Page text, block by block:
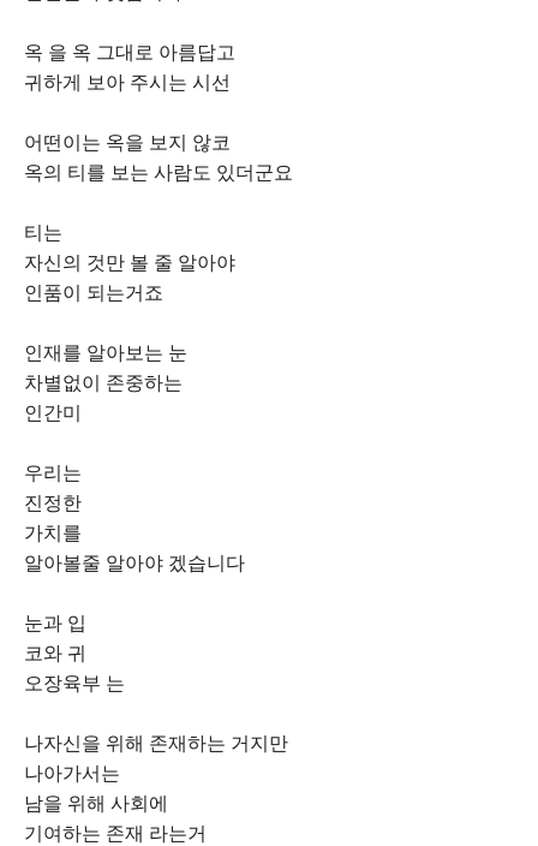
옥 을 옥 그대로 아름답고
귀하게 보아 주시는 시선
어떤이는 옥을 보지 않코
옥의 티를 보는 사람도 있더군요
티는
자신의 것만 볼 줄 알아야
인품이 되는거죠
인재를 알아보는 눈
차별없이 존중하는
인간미
우리는
진정한
가치를
알아볼줄 알아야 겠습니다
눈과 입
코와 귀
오장육부 는
나자신을 위해 존재하는 거지만
나아가서는
남을 위해 사회에
기여하는 존재 라는거